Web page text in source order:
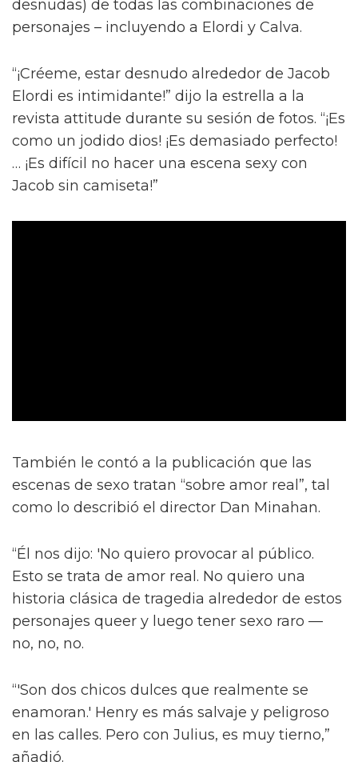
desnudas) de todas las combinaciones de
personajes – incluyendo a Elordi y Calva.
“¡Créeme, estar desnudo alrededor de Jacob
Elordi es intimidante!” dijo la estrella a la
revista attitude durante su sesión de fotos. “¡Es
como un jodido dios! ¡Es demasiado perfecto!
… ¡Es difícil no hacer una escena sexy con
Jacob sin camiseta!”
También le contó a la publicación que las
escenas de sexo tratan “sobre amor real”, tal
como lo describió el director Dan Minahan.
“Él nos dijo: 'No quiero provocar al público.
Esto se trata de amor real. No quiero una
historia clásica de tragedia alrededor de estos
personajes queer y luego tener sexo raro —
no, no, no.
“'Son dos chicos dulces que realmente se
enamoran.' Henry es más salvaje y peligroso
en las calles. Pero con Julius, es muy tierno,”
añadió.